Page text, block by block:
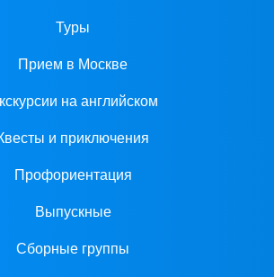
Туры
Прием в Москве
на английском
и приключения
Профориентация
Выпускные
Сборные группы